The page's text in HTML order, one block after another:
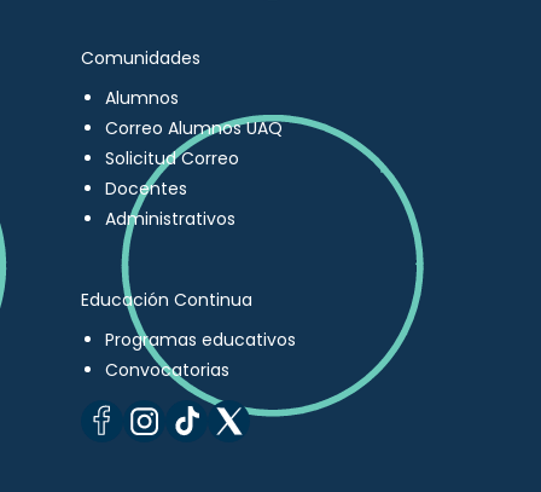
Comunidades
Alumnos
Correo Alumnos UAQ
Solicitud Correo
Docentes
Administrativos
Educación Continua
Programas educativos
Convocatorias